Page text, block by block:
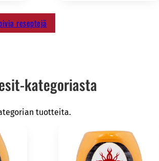
reseptejä
kategoriasta
tuotteita.